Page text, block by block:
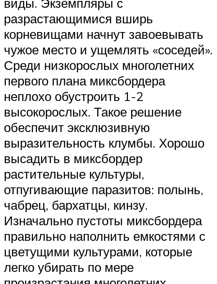
разрастающимися вширь
корневищами начнут завоевывать
чужое место и ущемлять «соседей».
Среди низкорослых многолетних
первого плана миксбордера
неплохо обустроить 1-2
высокорослых. Такое решение
обеспечит эксклюзивную
выразительность клумбы. Хорошо
высадить в миксбордер
растительные культуры,
отпугивающие паразитов: полынь,
чабрец, бархатцы, кинзу.
Изначально пустоты миксбордера
правильно наполнить емкостями с
цветущими культурами, которые
легко убирать по мере